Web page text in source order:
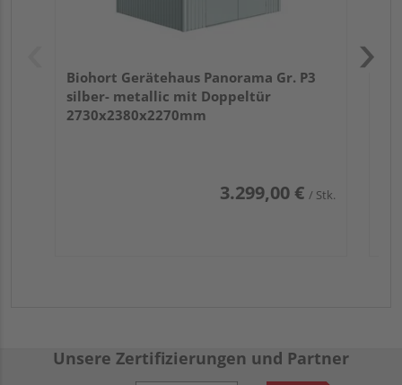
Biohort Gerätehaus Panorama Gr. P3
silber- metallic mit Doppeltür
2730x2380x2270mm
3.299,00 € / Stk.
Unsere Zertifizierungen und Partner